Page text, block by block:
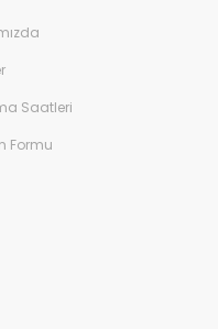
Saatleri
Formu